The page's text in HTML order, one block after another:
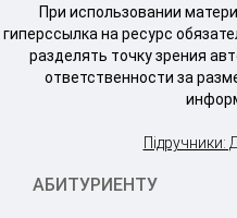
При использовании
гиперссылка на ресурс
разделять точку зрения
ответственности за
Підручники:
АБИТУРИЕНТУ